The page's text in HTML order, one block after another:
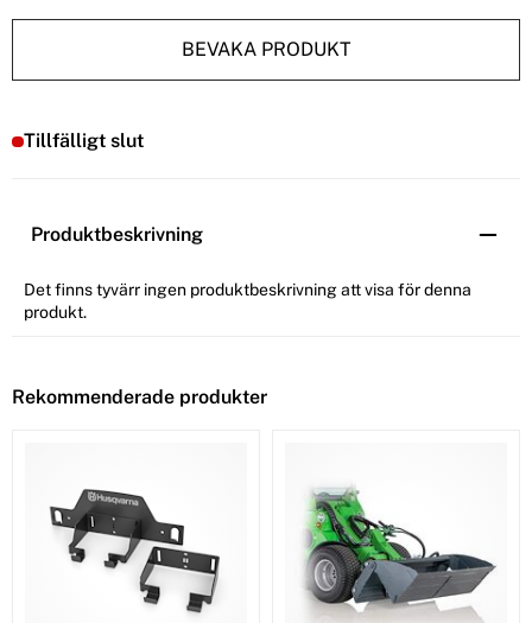
BEVAKA PRODUKT
Tillfälligt slut
Produktbeskrivning
Det finns tyvärr ingen produktbeskrivning att visa för denna
produkt.
Rekommenderade produkter